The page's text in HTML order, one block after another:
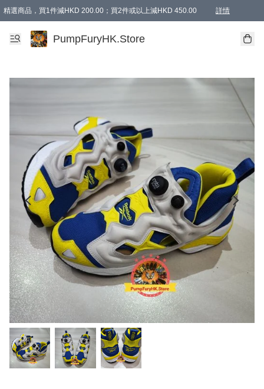
精選商品，買1件減HKD 200.00；買2件或以上減HKD 450.00 詳情
AAPE商品,會員專享9折或以上（按會員等級）AAPE products, members can
精選商品，任選買2件或以上減HKD 100.00
購物滿 HKD 800.00即享免運費優惠！（適用於 特定的送貨方式 )
PumpFuryHK.Store